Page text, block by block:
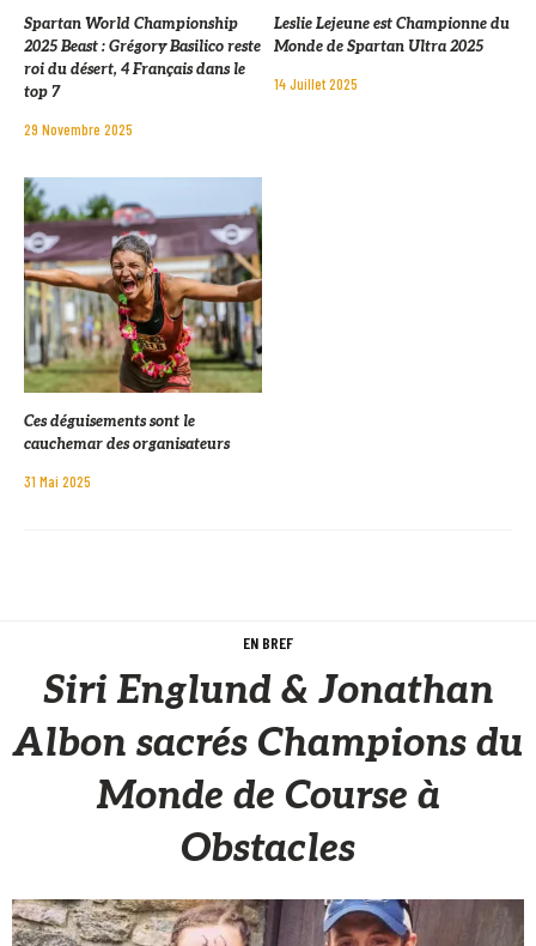
Spartan World Championship
2025 Beast : Grégory Basilico reste
roi du désert, 4 Français dans le
top 7
29 Novembre 2025
Leslie Lejeune est Championne du
Monde de Spartan Ultra 2025
14 Juillet 2025
Ces déguisements sont le
cauchemar des organisateurs
31 Mai 2025
EN BREF
Siri Englund & Jonathan
Albon sacrés Champions du
Monde de Course à
Obstacles